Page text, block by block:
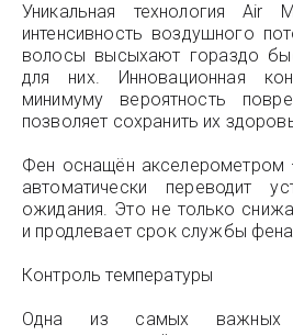
Уникальная технология Air
интенсивность воздушного
волосы высыхают гораздо
для них. Инновационная
минимуму вероятность
позволяет сохранить их
Фен оснащён акселерометром
автоматически переводит
ожидания. Это не только
и продлевает срок службы
Контроль температуры
Одна из самых